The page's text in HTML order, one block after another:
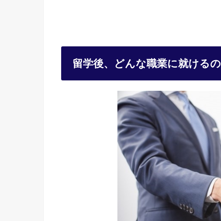
留学後、どんな職業に就ける